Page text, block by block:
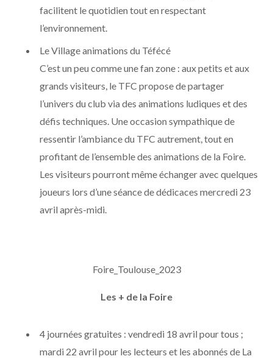
facilitent le quotidien tout en respectant
l’environnement.
Le Village animations du Téfécé
C’est un peu comme une fan zone : aux petits et aux
grands visiteurs, le TFC propose de partager
l’univers du club via des animations ludiques et des
défis techniques. Une occasion sympathique de
ressentir l’ambiance du TFC autrement, tout en
profitant de l’ensemble des animations de la Foire.
Les visiteurs pourront même échanger avec quelques
joueurs lors d’une séance de dédicaces mercredi 23
avril après-midi.
Foire_Toulouse_2023
Les + de la Foire
4 journées gratuites : vendredi 18 avril pour tous ;
mardi 22 avril pour les lecteurs et les abonnés de La